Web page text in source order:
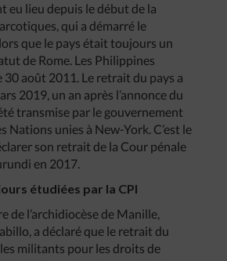
eu lieu depuis le début de la
qui a démarré le
que le pays était toujours un
de Rome. Les Philippines
30 août 2011. Le retrait du pays a
2019, un an après l’annonce du
transmise par le gouvernement
Nations unies à New-York. C’est le
son retrait de la Cour pénale
en 2017.
étudiées par la CPI
de l’archidiocèse de Manille,
a déclaré que le retrait du
militants pour les droits de